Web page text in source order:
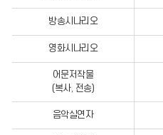
주소
방송시나리오
영화시나리오
어문저작물
(복사, 전송)
음악실연자